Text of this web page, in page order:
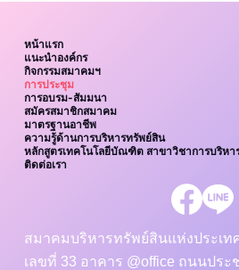
หน้าแรก
แนะนำองค์กร
กิจกรรมสมาคมฯ
การประชุม
การอบรม-สัมมนา
สมัครสมาชิกสมาคม
มาตรฐานอาชีพ
ความรู้ด้านการบริหารทรัพย์สิน
หลักสูตรเทคโนโลยีบัณฑิต สาขาวิชาการบริหา
ติดต่อเรา
สมาคมบริหารทรัพย์สินแห่งประเท
เลขที่ 33 อาคาร @office ถนนปร